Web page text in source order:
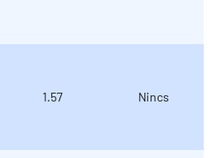
1.57 Nincs